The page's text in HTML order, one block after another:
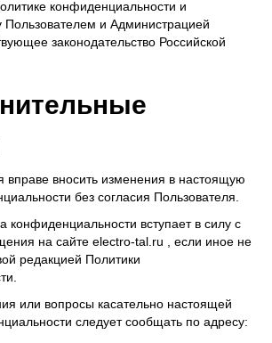
конфиденциальности и
и Администрацией
законодательство Российской
вправе вносить изменения в настоящую
без согласия Пользователя.
конфиденциальности вступает в силу с
на сайте electro-tal.ru , если иное не
редакцией Политики
или вопросы касательно настоящей
следует сообщать по адресу: